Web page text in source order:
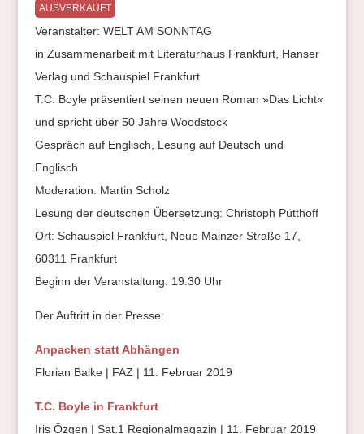
AUSVERKAUFT
Veranstalter: WELT AM SONNTAG
in Zusammenarbeit mit Literaturhaus Frankfurt, Hanser
Verlag und Schauspiel Frankfurt
T.C. Boyle präsentiert seinen neuen Roman »Das Licht«
und spricht über 50 Jahre Woodstock
Gespräch auf Englisch, Lesung auf Deutsch und
Englisch
Moderation: Martin Scholz
Lesung der deutschen Übersetzung: Christoph Pütthoff
Ort: Schauspiel Frankfurt, Neue Mainzer Straße 17,
60311 Frankfurt
Beginn der Veranstaltung: 19.30 Uhr
Der Auftritt in der Presse:
Anpacken statt Abhängen
Florian Balke | FAZ | 11. Februar 2019
T.C. Boyle in Frankfurt
Iris Özgen | Sat.1 Regionalmagazin | 11. Februar 2019